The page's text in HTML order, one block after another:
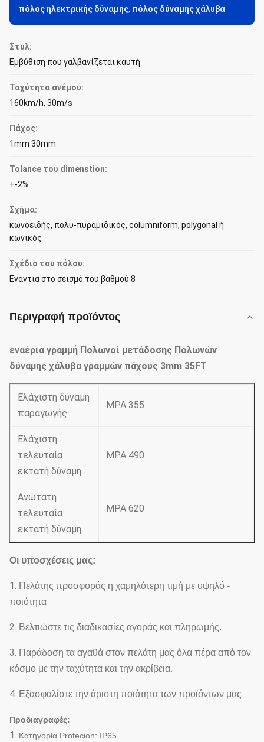
πόλος ηλεκτρικής δύναμης, πόλος δύναμης χάλυβα
Στυλ:
Εμβύθιση που γαλβανίζεται καυτή
Ταχύτητα ανέμου:
160km/h, 30m/s
Πάχος:
1mm 30mm
Tolance του dimenstion:
+-2%
Σχήμα:
κωνοειδής, πολυ-πυραμιδικός, columniform, polygonal ή
κωνικός
Σχέδιο του πόλου:
Ενάντια στο σεισμό του βαθμού 8
Περιγραφή προϊόντος
εναέρια γραμμή Πολωνοί μετάδοσης Πολωνών
δύναμης χάλυβα γραμμών πάχους 3mm 35FT
Ελάχιστη δύναμη
παραγωγής
MPA 355
Ελάχιστη
τελευταία
εκτατή δύναμη
MPA 490
Ανώτατη
τελευταία
εκτατή δύναμη
MPA 620
Οι υποσχέσεις μας:
1. Πελάτης προσφοράς η χαμηλότερη τιμή με υψηλό -
ποιότητα
2. Βελτιώστε τις διαδικασίες αγοράς και πληρωμής.
3. Παράδοση τα αγαθά στον πελάτη μας όλα πέρα από τον
κόσμο με την ταχύτητα και την ακρίβεια.
4. Εξασφαλίστε την άριστη ποιότητα των προϊόντων μας
Προδιαγραφές:
1. Κατηγορία Protecion: IP65